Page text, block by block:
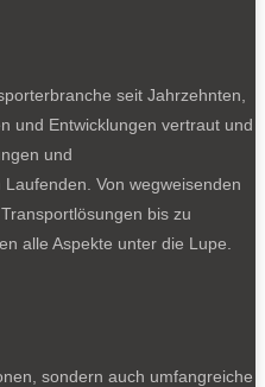
seit Jahrzehnten,
und Entwicklungen vertraut und
und
Von wegweisenden
bis zu
alle Aspekte unter die Lupe.
sondern auch umfangreiche